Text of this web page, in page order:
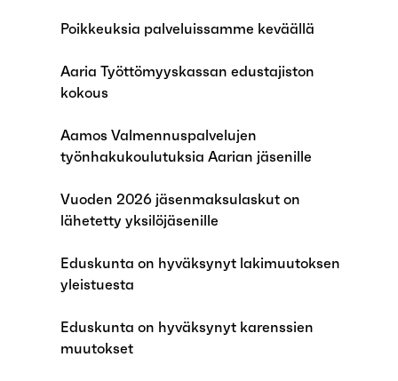
Poikkeuksia palveluissamme keväällä
Aaria Työttömyyskassan edustajiston
kokous
Aamos Valmennuspalvelujen
työnhakukoulutuksia Aarian jäsenille
Vuoden 2026 jäsenmaksulaskut on
lähetetty yksilöjäsenille
Eduskunta on hyväksynyt lakimuutoksen
yleistuesta
Eduskunta on hyväksynyt karenssien
muutokset